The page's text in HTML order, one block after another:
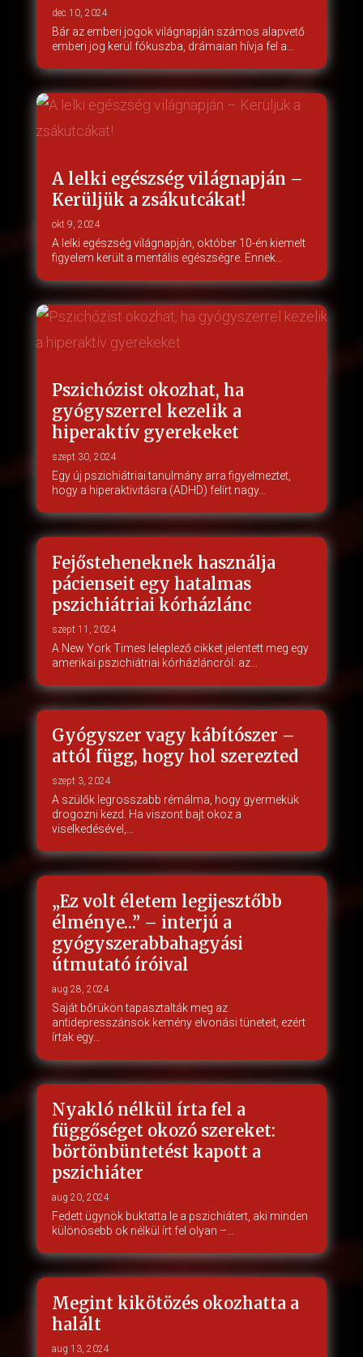
dec 10, 2024
Bár az emberi jogok világnapján számos alapvető
emberi jog kerül fókuszba, drámaian hívja fel a…
A lelki egészség világnapján –
Kerüljük a zsákutcákat!
okt 9, 2024
A lelki egészség világnapján, október 10-én kiemelt
figyelem került a mentális egészségre. Ennek…
Pszichózist okozhat, ha
gyógyszerrel kezelik a
hiperaktív gyerekeket
szept 30, 2024
Egy új pszichiátriai tanulmány arra figyelmeztet,
hogy a hiperaktivitásra (ADHD) felírt nagy…
Fejősteheneknek használja
pácienseit egy hatalmas
pszichiátriai kórházlánc
szept 11, 2024
A New York Times leleplező cikket jelentett meg egy
amerikai pszichiátriai kórházláncról: az…
Gyógyszer vagy kábítószer –
attól függ, hogy hol szerezted
szept 3, 2024
A szülők legrosszabb rémálma, hogy gyermekük
drogozni kezd. Ha viszont bajt okoz a
viselkedésével,…
„Ez volt életem legijesztőbb
élménye…” – interjú a
gyógyszerabbahagyási
útmutató íróival
aug 28, 2024
Saját bőrükön tapasztalták meg az
antidepresszánsok kemény elvonási tüneteit, ezért
írtak egy…
Nyakló nélkül írta fel a
függőséget okozó szereket:
börtönbüntetést kapott a
pszichiáter
aug 20, 2024
Fedett ügynök buktatta le a pszichiátert, aki minden
különösebb ok nélkül írt fel olyan –…
Megint kikötözés okozhatta a
halált
aug 13, 2024